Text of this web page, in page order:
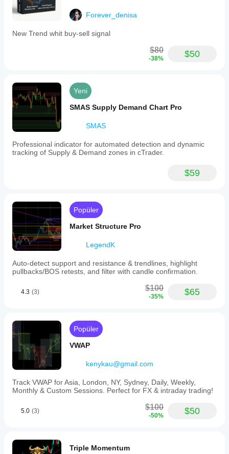
Forever_denisa
New Trend whit buy-sell signal
$80
-38% $50
Yeni
SMAS Supply Demand Chart Pro
SMAS
Professional indicator for automated detection and dynamic
tracking of Supply & Demand zones in cTrader.
$59
Popüler
Market Structure Pro
LegendK
Auto-detect support and resistance & trendlines, highlight
pullbacks/BOS retests, and filter with candle confirmation.
4.3 (3) $100
-35% $65
Popüler
VWAP
kenykau@gmail.com
Track VWAP for Asia, London, NY, Sydney, Daily, Weekly,
Monthly & Custom Sessions. Perfect for FX & intraday trading!
5.0 (3) $100
-50% $50
Triple Momentum